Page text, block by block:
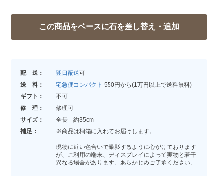
配 送： 翌日配送可
送 料：
宅急便コンパクト 550円から(1万円以上で送料無料)
ギフト：
不可
修 理：
修理可
サイズ：
全長 約35cm
補足：
※商品は桐箱に入れてお届けします。
現物に近い色合いで撮影するように心がけております
が、ご利用の端末、ディスプレイによって実物と若干
異なる場合があります。あらかじめご了承ください。